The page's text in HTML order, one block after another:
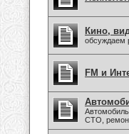
Кино,
обсуждаем
FM и
СТО,